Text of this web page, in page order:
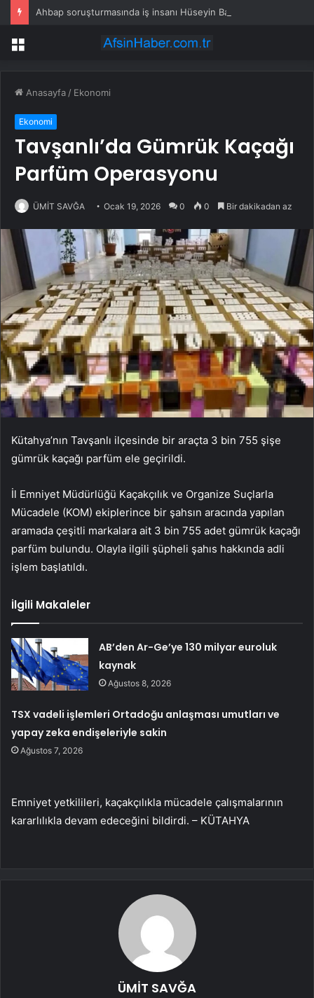
Menü
Anasayfa / Ekonomi
Ekonomi
Tavşanlı’da Gümrük Kaçağı
Parfüm Operasyonu
ÜMİT SAVĞA Ocak 19, 2026 0 0 Bir dakikadan az
Kütahya’nın Tavşanlı ilçesinde bir araçta 3 bin 755 şişe
gümrük kaçağı parfüm ele geçirildi.
İl Emniyet Müdürlüğü Kaçakçılık ve Organize Suçlarla
Mücadele (KOM) ekiplerince bir şahsın aracında yapılan
aramada çeşitli markalara ait 3 bin 755 adet gümrük kaçağı
parfüm bulundu. Olayla ilgili şüpheli şahıs hakkında adli
işlem başlatıldı.
İlgili Makaleler
AB’den Ar-Ge’ye 130 milyar euroluk
kaynak
Ağustos 8, 2026
TSX vadeli işlemleri Ortadoğu anlaşması umutları ve
yapay zeka endişeleriyle sakin
Ağustos 7, 2026
Emniyet yetkilileri, kaçakçılıkla mücadele çalışmalarının
kararlılıkla devam edeceğini bildirdi. – KÜTAHYA
ÜMİT SAVĞA